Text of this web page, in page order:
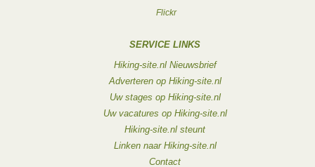
Flickr
SERVICE LINKS
Hiking-site.nl Nieuwsbrief
Adverteren op Hiking-site.nl
Uw stages op Hiking-site.nl
Uw vacatures op Hiking-site.nl
Hiking-site.nl steunt
Linken naar Hiking-site.nl
Contact